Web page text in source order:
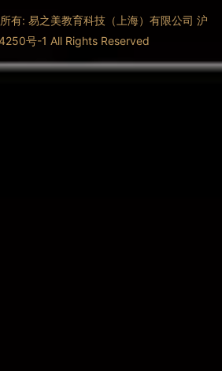
有: 易之美教育科技（上海）有限公司 沪
号-1 All Rights Reserved